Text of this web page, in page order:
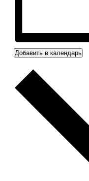
Добавить в календарь